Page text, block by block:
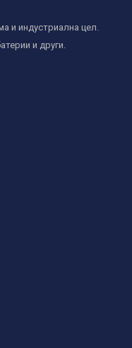
и индустриална цел.
и други.